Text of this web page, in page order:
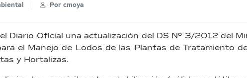
Por cmoya
Diario Oficial una actualización del DS Nº 3/2012 del
el Manejo de Lodos de las Plantas de Tratamiento
y Hortalizas.